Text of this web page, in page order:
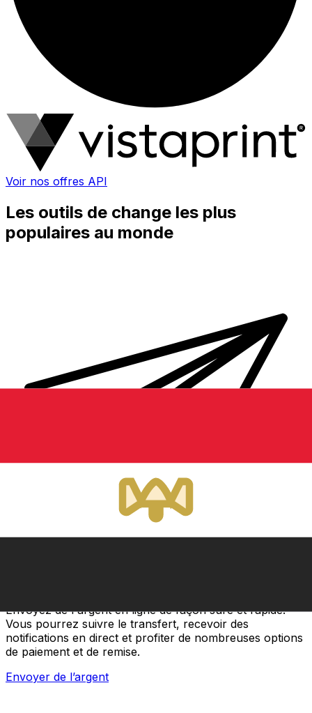
Voir nos offres API
Les outils de change les plus
populaires au monde
Envoyez de l'argent en ligne de façon sûre et rapide.
Vous pourrez suivre le transfert, recevoir des
notifications en direct et profiter de nombreuses options
de paiement et de remise.
Envoyer de l’argent